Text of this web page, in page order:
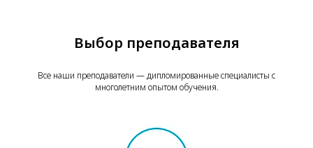
Выбор преподавателя
Все наши преподаватели — дипломированные специалисты с
многолетним опытом обучения.